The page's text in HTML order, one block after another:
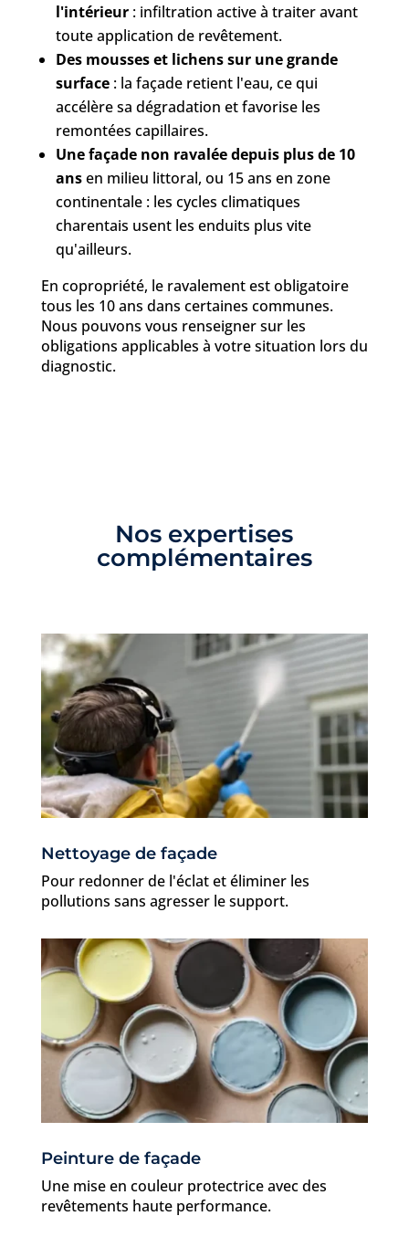
l'intérieur: infiltration active à traiter avant
toute application de revêtement.
Des mousses et lichens sur une grande
surface: la façade retient l'eau, ce qui
accélère sa dégradation et favorise les
remontées capillaires.
Une façade non ravalée depuis plus de 10
ansen milieu littoral, ou 15 ans en zone
continentale : les cycles climatiques
charentais usent les enduits plus vite
qu'ailleurs.
En copropriété, le ravalement est obligatoire
tous les 10 ans dans certaines communes.
Nous pouvons vous renseigner sur les
obligations applicables à votre situation lors du
diagnostic.
Nos expertises
complémentaires
Nettoyage de façade
Pour redonner de l'éclat et éliminer les
pollutions sans agresser le support.
Peinture de façade
Une mise en couleur protectrice avec des
revêtements haute performance.